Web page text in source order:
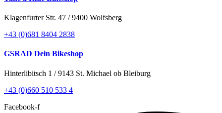
Klagenfurter Str. 47 / 9400 Wolfsberg
+43 (0)681 8404 2838
GSRAD Dein Bikeshop
Hinterlibitsch 1 / 9143 St. Michael ob Bleiburg
+43 (0)660 510 533 4
Facebook-f